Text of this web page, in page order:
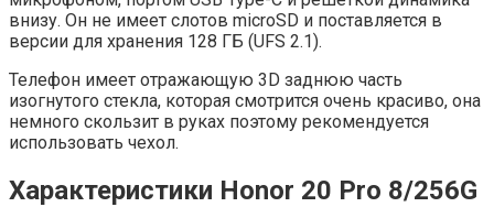
внизу. Он не имеет слотов microSD и поставляется в
версии для хранения 128 ГБ (UFS 2.1).
Телефон имеет отражающую 3D заднюю часть
изогнутого стекла, которая смотрится очень красиво, она
немного скользит в руках поэтому рекомендуется
использовать чехол.
Характеристики Honor 20 Pro 8/256G